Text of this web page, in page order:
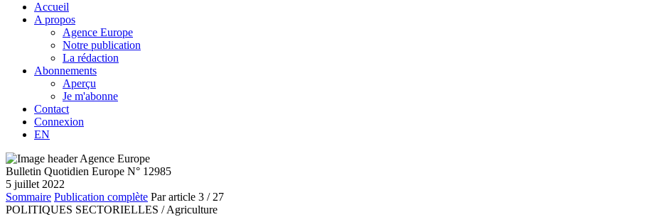
Accueil
A propos
Agence Europe
Notre publication
La rédaction
Abonnements
Aperçu
Je m'abonne
Contact
Connexion
EN
Bulletin Quotidien Europe N° 12985
5 juillet 2022
Sommaire Publication complète Par article 3 / 27
POLITIQUES SECTORIELLES / Agriculture